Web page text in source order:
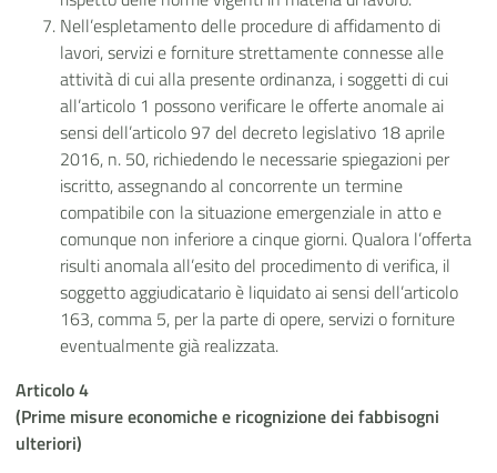
Nell’espletamento delle procedure di affidamento di
lavori, servizi e forniture strettamente connesse alle
attività di cui alla presente ordinanza, i soggetti di cui
all’articolo 1 possono verificare le offerte anomale ai
sensi dell’articolo 97 del decreto legislativo 18 aprile
2016, n. 50, richiedendo le necessarie spiegazioni per
iscritto, assegnando al concorrente un termine
compatibile con la situazione emergenziale in atto e
comunque non inferiore a cinque giorni. Qualora l’offerta
risulti anomala all’esito del procedimento di verifica, il
soggetto aggiudicatario è liquidato ai sensi dell’articolo
163, comma 5, per la parte di opere, servizi o forniture
eventualmente già realizzata.
Articolo 4
(Prime misure economiche e ricognizione dei fabbisogni
ulteriori)